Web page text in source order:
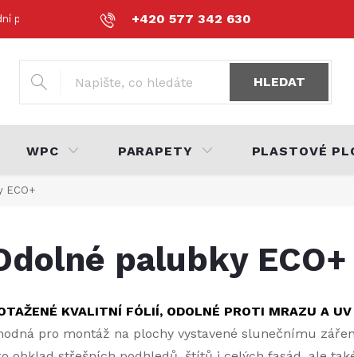
+420 577 342 630
podmínky Podmínky ochrany osobních údajů
HLEDAT
WPC PARAPETY PLASTOVÉ
ECO+
palubky ECO+
KVALITNÍ FÓLIÍ, ODOLNÉ PROTI MRAZU A
pro montáž na plochy vystavené slunečnímu